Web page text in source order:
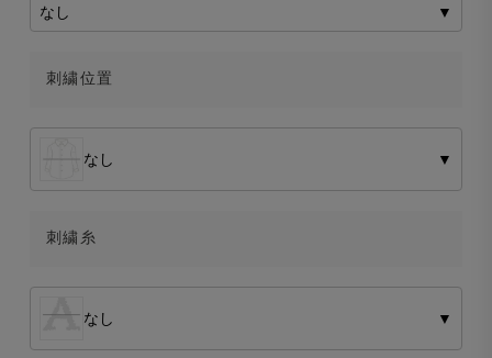
なし ▼
刺繍位置
なし ▼
刺繍糸
なし ▼